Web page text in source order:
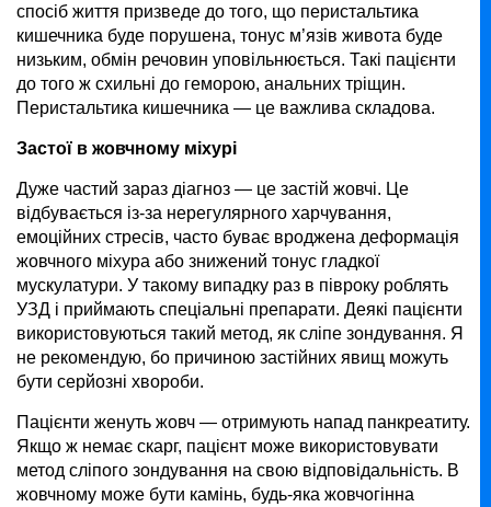
спосіб життя призведе до того, що перистальтика
кишечника буде порушена, тонус м’язів живота буде
низьким, обмін речовин уповільнюється. Такі пацієнти
до того ж схильні до геморою, анальних тріщин.
Перистальтика кишечника — це важлива складова.
Застої в жовчному міхурі
Дуже частий зараз діагноз — це застій жовчі. Це
відбувається із-за нерегулярного харчування,
емоційних стресів, часто буває вроджена деформація
жовчного міхура або знижений тонус гладкої
мускулатури. У такому випадку раз в півроку роблять
УЗД і приймають спеціальні препарати. Деякі пацієнти
використовуються такий метод, як сліпе зондування. Я
не рекомендую, бо причиною застійних явищ можуть
бути серйозні хвороби.
Пацієнти женуть жовч — отримують напад панкреатиту.
Якщо ж немає скарг, пацієнт може використовувати
метод сліпого зондування на свою відповідальність. В
жовчному може бути камінь, будь-яка жовчогінна